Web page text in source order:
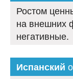
Ростом
на внешних
негативные.
Испанский